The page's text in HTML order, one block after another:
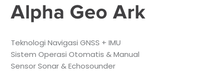
Alpha Geo Ark
Teknologi Navigasi GNSS + IMU
Sistem Operasi Otomatis & Manual
Sensor Sonar & Echosounder